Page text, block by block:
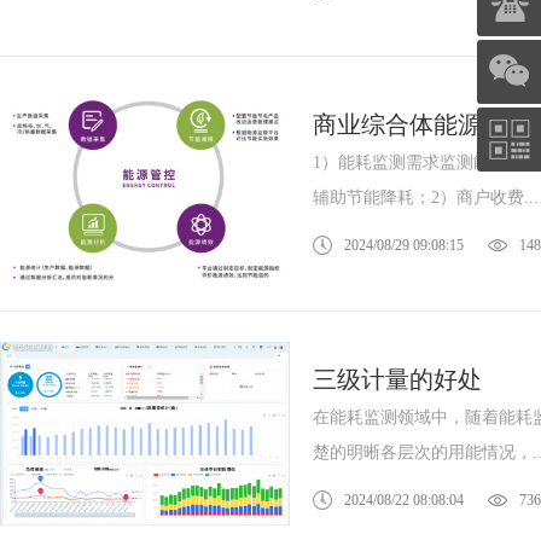
商业综合体能源管控
1）能耗监测需求监测能耗使
辅助节能降耗；2）商户收费...
2024/08/29 09:08:15
三级计量的好处
在能耗监测领域中，随着能耗
楚的明晰各层次的用能情况，
2024/08/22 08:08:04
鑫腾越LXSF电子远传智能水表